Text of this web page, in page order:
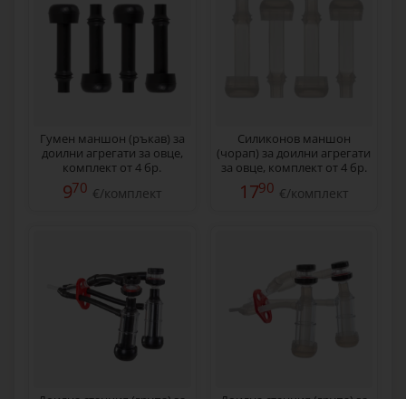
Гумен маншон (ръкав) за
доилни агрегати за овце,
комплект от 4 бр.
970 €/комплект
Силиконов маншон
(чорап) за доилни агрегати
за овце, комплект от 4 бр.
1790 €/комплект